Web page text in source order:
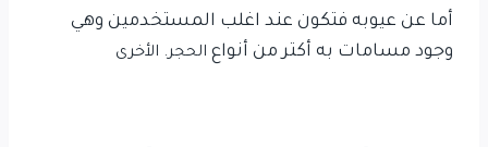
أما عن عيوبه فتكون عند اغلب المستخدمين وهي
وجود مسامات به أكتر من أنواع الحجر. الأخرى